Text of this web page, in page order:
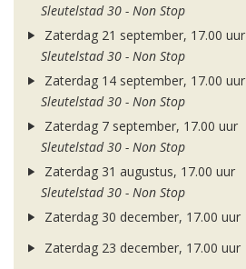
Sleutelstad 30 - Non Stop
Zaterdag 21 september, 17.00 uur
Sleutelstad 30 - Non Stop
Zaterdag 14 september, 17.00 uur
Sleutelstad 30 - Non Stop
Zaterdag 7 september, 17.00 uur
Sleutelstad 30 - Non Stop
Zaterdag 31 augustus, 17.00 uur
Sleutelstad 30 - Non Stop
Zaterdag 30 december, 17.00 uur
Zaterdag 23 december, 17.00 uur